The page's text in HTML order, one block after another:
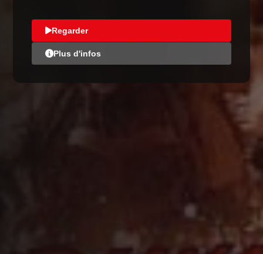
Regarder
Plus d'infos